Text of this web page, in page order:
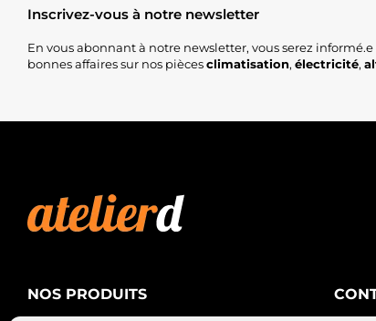
Inscrivez-vous à notre newsletter
En vous abonnant à notre newsletter, vous serez
bonnes affaires sur nos piècesclimatisation, électricité,
NOS PRODUITS